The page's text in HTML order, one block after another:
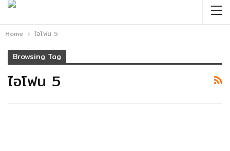
Home ไอโฟน 5
Browsing Tag
ไอโฟน 5